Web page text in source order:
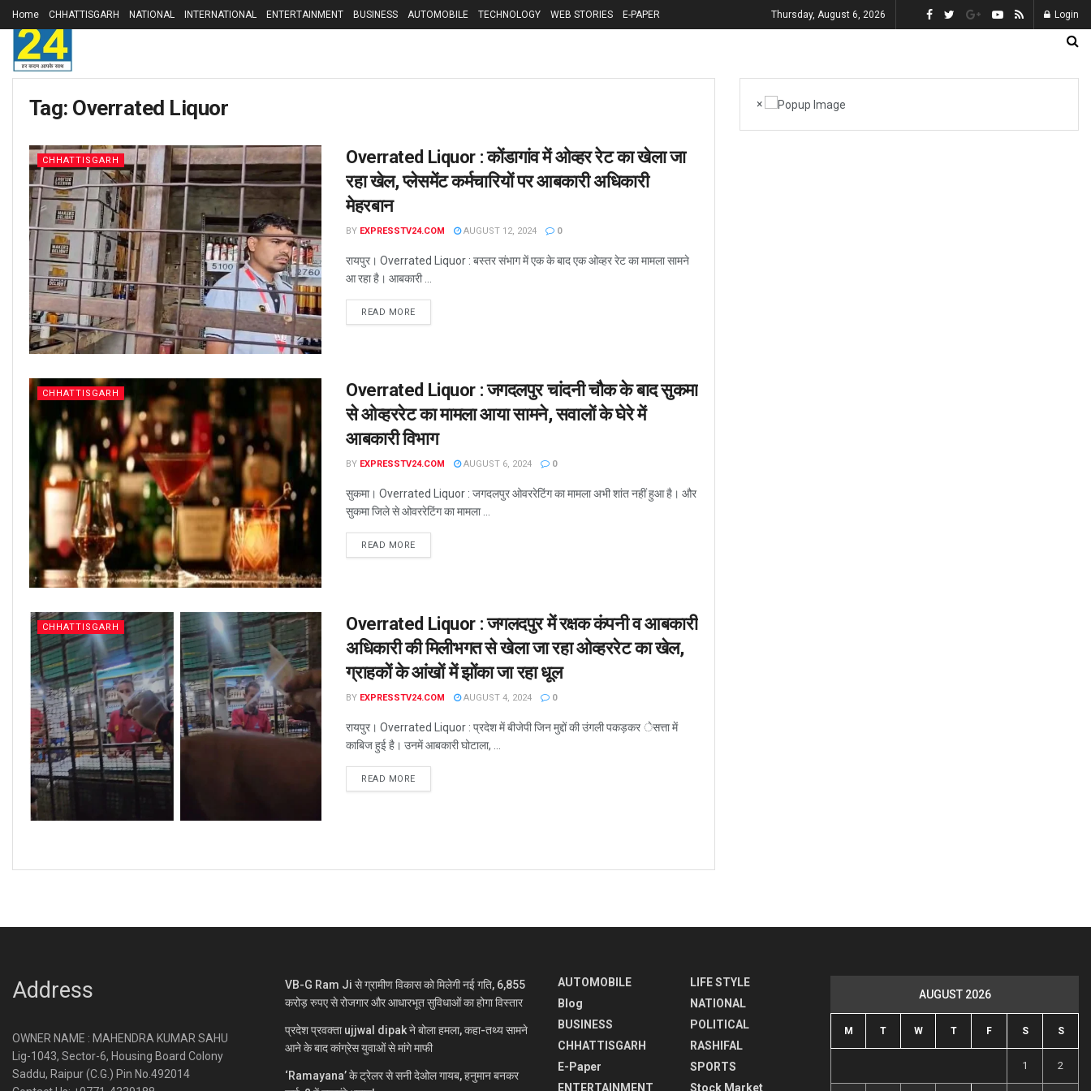
Home CHHATTISGARH NATIONAL INTERNATIONAL ENTERTAINMENT BUSINESS AUTOMOBILE TECHNOLOGY WEB STORIES E-PAPER Thursday, August 6, 2026 Login
Tag: Overrated Liquor
CHHATTISGARH
Overrated Liquor : कोंडागांव में ओव्हर रेट का खेला जा
रहा खेल, प्लेसमेंट कर्मचारियों पर आबकारी अधिकारी
मेहरबान
BY EXPRESSTV24.COM AUGUST 12, 2024 0
रायपुर। Overrated Liquor : बस्तर संभाग में एक के बाद एक ओव्हर रेट का मामला सामने
आ रहा है। आबकारी ...
READ MORE
CHHATTISGARH
Overrated Liquor : जगदलपुर चांदनी चौक के बाद सुकमा
से ओव्हररेट का मामला आया सामने, सवालों के घेरे में
आबकारी विभाग
BY EXPRESSTV24.COM AUGUST 6, 2024 0
सुकमा। Overrated Liquor : जगदलपुर ओवररेटिंग का मामला अभी शांत नहीं हुआ है। और
सुकमा जिले से ओवररेटिंग का मामला ...
READ MORE
CHHATTISGARH
Overrated Liquor : जगलदपुर में रक्षक कंपनी व आबकारी
अधिकारी की मिलीभगत से खेला जा रहा ओव्हररेट का खेल,
ग्राहकों के आंखों में झोंका जा रहा धूल
BY EXPRESSTV24.COM AUGUST 4, 2024 0
रायपुर। Overrated Liquor : प्रदेश में बीजेपी जिन मुद्दों की उंगली पकड़कर ेसत्ता में
काबिज हुई है। उनमें आबकारी घोटाला, ...
READ MORE
×
Address
OWNER NAME : MAHENDRA KUMAR SAHU
Lig-1043, Sector-6, Housing Board Colony
Saddu, Raipur (C.G.) Pin No.492014
VB-G Ram Ji से ग्रामीण विकास को मिलेगी नई गति, 6,855
करोड़ रुपए से रोजगार और आधारभूत सुविधाओं का होगा विस्तार
प्रदेश प्रवक्ता ujjwal dipak ने बोला हमला, कहा-तथ्य सामने
आने के बाद कांग्रेस युवाओं से मांगे माफी
‘Ramayana’ के ट्रेलर से सनी देओल गायब, हनुमान बनकर
AUTOMOBILE
Blog
BUSINESS
CHHATTISGARH
E-Paper
ENTERTAINMENT
LIFE STYLE
NATIONAL
POLITICAL
RASHIFAL
SPORTS
Stock Market
AUGUST 2026
M T W T F S S
1 2